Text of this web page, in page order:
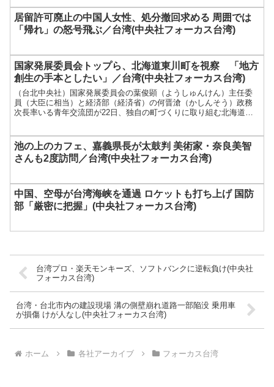
居留許可廃止の中国人女性、処分撤回求める 周囲では
「帰れ」の怒号飛ぶ／台湾(中央社フォーカス台湾)
国家発展委員会トップら、北海道東川町を視察 「地方
創生の手本としたい」／台湾(中央社フォーカス台湾)
（台北中央社）国家発展委員会の葉俊顕（ようしゅんけん）主任委
員（大臣に相当）と経済部（経済省）の何晋滄（かしんそう）政務
次長率いる青年交流団が22日、独自の町づくりに取り組む北海道東
池の上のカフェ、嘉義県長が太鼓判 美術家・奈良美智
さんも2度訪問／台湾(中央社フォーカス台湾)
中国、空母が台湾海峡を通過 ロケットも打ち上げ 国防
部「厳密に把握」(中央社フォーカス台湾)
台湾プロ・楽天モンキーズ、ソフトバンクに逆転負け(中央社
フォーカス台湾)
台湾・台北市内の建設現場 溝の側壁崩れ道路一部陥没 乗用車
が損傷 けが人なし(中央社フォーカス台湾)
ホーム 各社アーカイブ フォーカス台湾